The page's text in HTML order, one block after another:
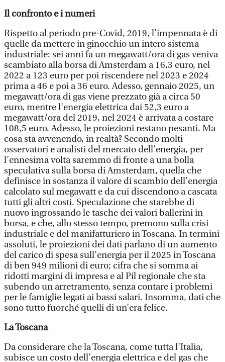
Il confronto e i numeri
Rispetto al periodo pre-Covid, 2019, l’impennata è di
quelle da mettere in ginocchio un intero sistema
industriale: sei anni fa un megawatt/ora di gas veniva
scambiato alla borsa di Amsterdam a 16,3 euro, nel
2022 a 123 euro per poi riscendere nel 2023 e 2024
prima a 46 e poi a 36 euro. Adesso, gennaio 2025, un
megawatt/ora di gas viene prezzato già a circa 50
euro, mentre l’energia elettrica dai 52,3 euro a
megawatt/ora del 2019, nel 2024 è arrivata a costare
108,5 euro. Adesso, le proiezioni restano pesanti. Ma
cosa sta avvenendo, in realtà? Secondo molti
osservatori e analisti del mercato dell’energia, per
l’ennesima volta saremmo di fronte a una bolla
speculativa sulla borsa di Amsterdam, quella che
definisce in sostanza il valore di scambio dell’energia
calcolato sul megawatt e da cui discendono a cascata
tutti gli altri costi. Speculazione che starebbe di
nuovo ingrossando le tasche dei valori ballerini in
borsa, e che, allo stesso tempo, premono sulla crisi
industriale e del manifatturiero in Toscana. In termini
assoluti, le proiezioni dei dati parlano di un aumento
del carico di spesa sull’energia per il 2025 in Toscana
di ben 949 milioni di euro; cifra che si somma ai
ridotti margini di impresa e al Pil regionale che sta
subendo un arretramento, senza contare i problemi
per le famiglie legati ai bassi salari. Insomma, dati che
sono tutto fuorché quelli di un’era felice.
La Toscana
Da considerare che la Toscana, come tutta l’Italia,
subisce un costo dell’energia elettrica e del gas che